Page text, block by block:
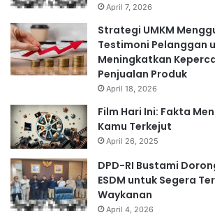
April 7, 2026
Strategi UMKM
Testimoni Pelanggan
Meningkatkan
Penjualan Produk
April 18, 2026
Film Hari Ini: Fakta
Kamu Terkejut
April 26, 2025
DPD-RI Bustami
ESDM untuk Segera
Waykanan
April 4, 2026